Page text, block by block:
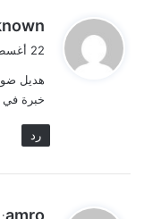
ي
ق
ل
22 أغسطس، 2020 الساعة 12:40 م
هديل
خبرة في
رد
يamro